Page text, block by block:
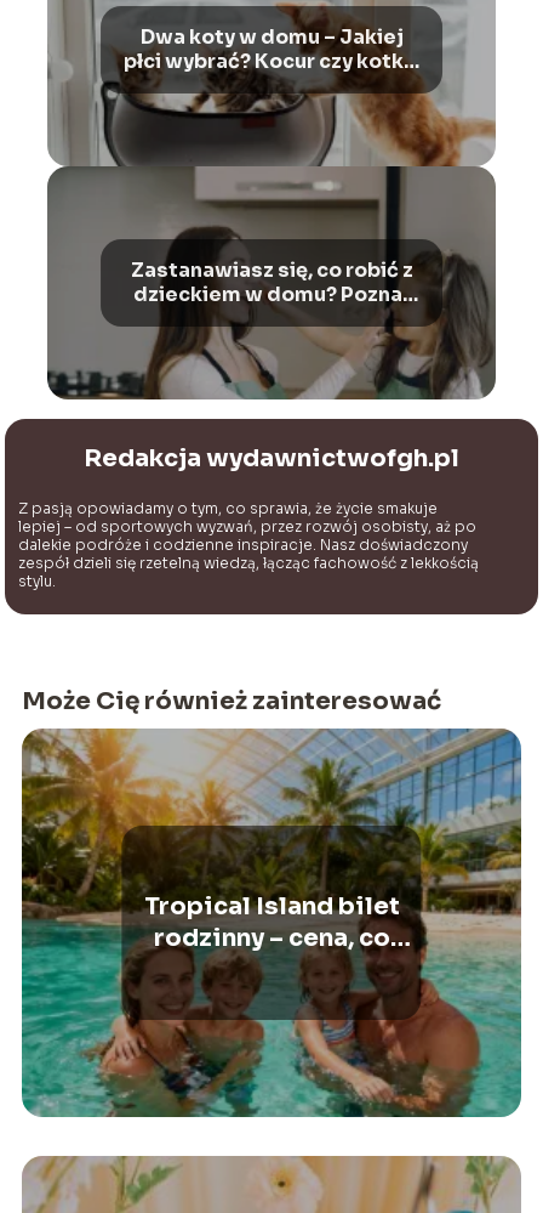
Dwa koty w domu – Jakiej
płci wybrać? Kocur czy kotka,
jako drugi kot w domu?
Zastanawiasz się, co robić z
dzieckiem w domu? Poznaj
sprawdzone sposoby na
zabawę z dziećmi!
Redakcja wydawnictwofgh.pl
Z pasją opowiadamy o tym, co sprawia, że życie smakuje
lepiej – od sportowych wyzwań, przez rozwój osobisty, aż po
dalekie podróże i codzienne inspiracje. Nasz doświadczony
zespół dzieli się rzetelną wiedzą, łącząc fachowość z lekkością
stylu.
Może Cię również zainteresować
Tropical Island bilet
rodzinny – cena, co
obejmuje, rezerwacja